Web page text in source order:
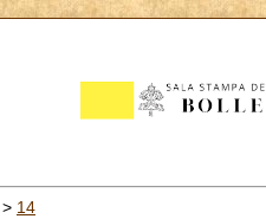
> 14